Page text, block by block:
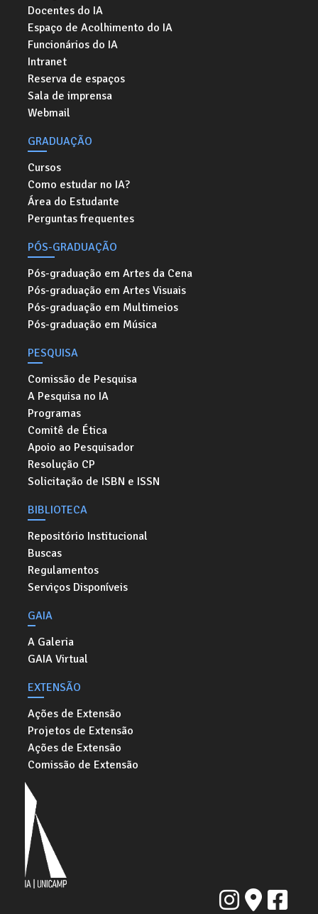
Docentes do IA
Espaço de Acolhimento do IA
Funcionários do IA
Intranet
Reserva de espaços
Sala de imprensa
Webmail
GRADUAÇÃO
Cursos
Como estudar no IA?
Área do Estudante
Perguntas frequentes
PÓS-GRADUAÇÃO
Pós-graduação em Artes da Cena
Pós-graduação em Artes Visuais
Pós-graduação em Multimeios
Pós-graduação em Música
PESQUISA
Comissão de Pesquisa
A Pesquisa no IA
Programas
Comitê de Ética
Apoio ao Pesquisador
Resolução CP
Solicitação de ISBN e ISSN
BIBLIOTECA
Repositório Institucional
Buscas
Regulamentos
Serviços Disponíveis
GAIA
A Galeria
GAIA Virtual
EXTENSÃO
Ações de Extensão
Projetos de Extensão
Ações de Extensão
Comissão de Extensão